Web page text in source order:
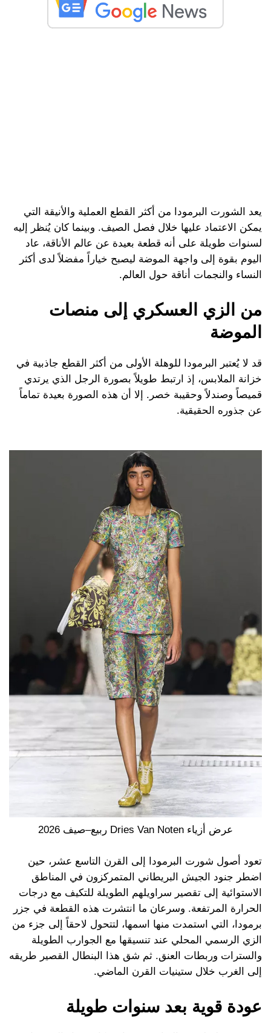
يعد الشورت البرمودا من أكثر القطع العملية والأنيقة التي
يمكن الاعتماد عليها خلال فصل الصيف. وبينما كان يُنظر إليه
لسنوات طويلة على أنه قطعة بعيدة عن عالم الأناقة، عاد
اليوم بقوة إلى واجهة الموضة ليصبح خياراً مفضلاً لدى أكثر
النساء والنجمات أناقة حول العالم.
من الزي العسكري إلى منصات
الموضة
قد لا يُعتبر البرمودا للوهلة الأولى من أكثر القطع جاذبية في
خزانة الملابس، إذ ارتبط طويلاً بصورة الرجل الذي يرتدي
قميصاً وصندلاً وحقيبة خصر. إلا أن هذه الصورة بعيدة تماماً
عن جذوره الحقيقية.
عرض أزياء Dries Van Noten ربيع–صيف 2026
تعود أصول شورت البرمودا إلى القرن التاسع عشر، حين
اضطر جنود الجيش البريطاني المتمركزون في المناطق
الاستوائية إلى تقصير سراويلهم الطويلة للتكيف مع درجات
الحرارة المرتفعة. وسرعان ما انتشرت هذه القطعة في جزر
برمودا، التي استمدت منها اسمها، لتتحول لاحقاً إلى جزء من
الزي الرسمي المحلي عند تنسيقها مع الجوارب الطويلة
والسترات وربطات العنق. ثم شق هذا البنطال القصير طريقه
إلى الغرب خلال ستينيات القرن الماضي.
عودة قوية بعد سنوات طويلة